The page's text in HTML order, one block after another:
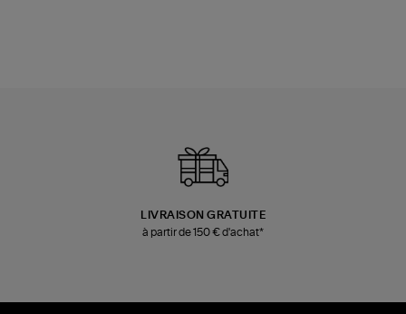
LIVRAISON GRATUITE
à partir de 150 € d'achat*